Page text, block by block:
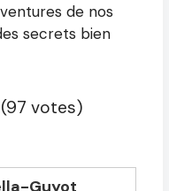
de nos
secrets bien
votes)
Guyot